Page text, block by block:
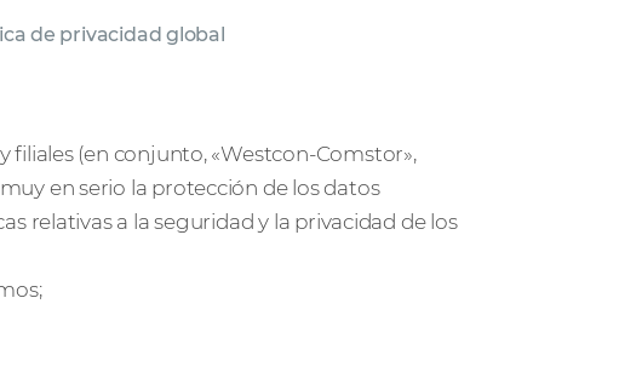
de privacidad global
(en conjunto, «Westcon-Comstor»,
en serio la protección de los datos
relativas a la seguridad y la privacidad de los